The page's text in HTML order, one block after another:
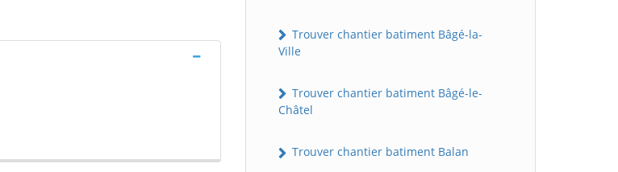
Trouver chantier batiment Bâgé-la-
Ville
Trouver chantier batiment Bâgé-le-
Châtel
Trouver chantier batiment Balan